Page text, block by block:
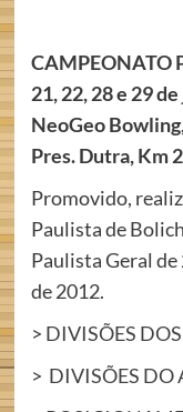
CAMPEONATO
21, 22, 28 e 29
NeoGeo
Pres. Dutra, Km
Promovido,
Paulista de
Paulista Geral
de 2012.
> DIVISÕES
> DIVISÕES DO